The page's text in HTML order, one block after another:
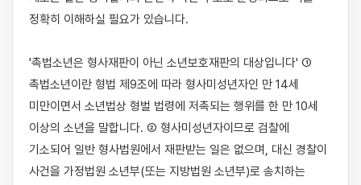
정확히 이해하실 필요가 있습니다.
'촉법소년은 형사재판이 아닌 소년보호재판의 대상입니다' ①
촉법소년이란 형법 제9조에 따라 형사미성년자인 만 14세
미만이면서 소년법상 형벌 법령에 저촉되는 행위를 한 만 10세
이상의 소년을 말합니다. ② 형사미성년자이므로 검찰에
기소되어 일반 형사법원에서 재판받는 일은 없으며, 대신 경찰이
사건을 가정법원 소년부(또는 지방법원 소년부)로 송치하는